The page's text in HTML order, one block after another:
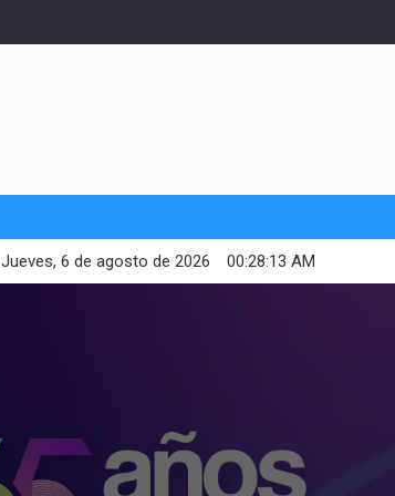
00:28:15 AM
Jueves, 6 de agosto de 2026